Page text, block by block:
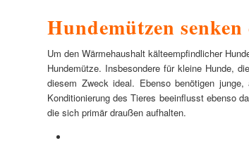
Hundemützen
Um den Wärmehaushalt kälteempfindlicher
Hundemütze. Insbesondere für kleine Hunde,
diesem Zweck ideal. Ebenso benötigen
Konditionierung des Tieres beeinflusst ebenso
die sich primär draußen aufhalten.